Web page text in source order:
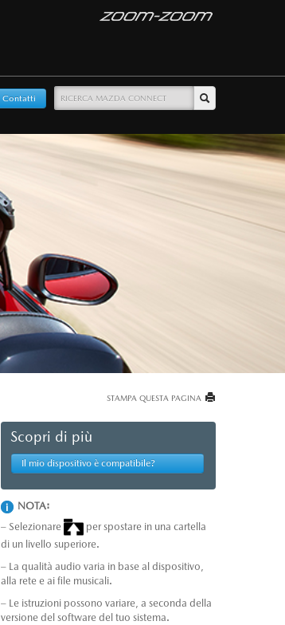
Contatti
STAMPA QUESTA PAGINA
Scopri di più
Il mio dispositivo è compatibile?
NOTA:
– Selezionare
per spostare in una cartella
di un livello superiore.
– La qualità audio varia in base al dispositivo,
alla rete e ai file musicali.
– Le istruzioni possono variare, a seconda della
versione del software del tuo sistema.